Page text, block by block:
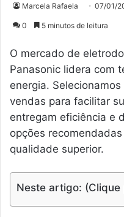
Marcela Rafaela 07/01/
0 5 minutos de leitura
O mercado de
Panasonic lidera com
energia.
vendas para facilitar
entregam eficiência e
opções
qualidade superior.
Neste artigo: (Clique